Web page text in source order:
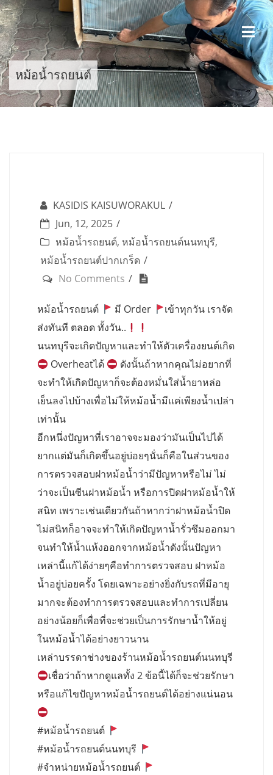
Skip
to
content
หม้อน้ำรถยนต์
KASIDIS KAISUWORAKUL
Jun, 12, 2025
หม้อน้ำรถยนต์, หม้อน้ำรถยนต์นนทบุรี,
หม้อน้ำรถยนต์ปากเกร็ด
No Comments
หม้อน้ำรถยนต์ มี Order
เข้าทุกวัน เราจัด
ส่งทันที ตลอด ทั้งวัน..
นนทบุรีจะเกิดปัญหาและทำให้ตัวเครื่องยนต์เกิด
Overheatได้
ดังนั้นถ้าหากคุณไม่อยากที่
จะทำให้เกิดปัญหาก็จะต้องหมั่นใส่น้ำยาหล่อ
เย็นลงไปบ้างเพื่อไม่ให้หม้อน้ำมีแค่เพียงน้ำเปล่า
เท่านั้น
อีกหนึ่งปัญหาที่เราอาจจะมองว่ามันเป็นไปได้
ยากแต่มันก็เกิดขึ้นอยู่บ่อยๆนั่นก็คือในส่วนของ
การตรวจสอบฝาหม้อน้ำว่ามีปัญหาหรือไม่ ไม่
ว่าจะเป็นซีนฝาหม้อน้ำ หรือการปิดฝาหม้อน้ำให้
สนิท เพราะเช่นเดียวกันถ้าหากว่าฝาหม้อน้ำปิด
ไม่สนิทก็อาจจะทำให้เกิดปัญหาน้ำรั่วซึมออกมา
จนทำให้น้ำแห้งออกจากหม้อน้ำดังนั้นปัญหา
เหล่านี้แก้ได้ง่ายๆคือทำการตรวจสอบ ฝาหม้อ
น้ำอยู่บ่อยครั้ง โดยเฉพาะอย่างยิ่งกับรถที่มีอายุ
มากจะต้องทำการตรวจสอบและทำการเปลี่ยน
อย่างน้อยก็เพื่อที่จะช่วยเป็นการรักษาน้ำให้อยู่
ในหม้อน้ำได้อย่างยาวนาน
เหล่าบรรดาช่างของร้านหม้อน้ำรถยนต์นนทบุรี
เชื่อว่าถ้าหากดูแลทั้ง 2 ข้อนี้ได้ก็จะช่วยรักษา
หรือแก้ไขปัญหาหม้อน้ำรถยนต์ได้อย่างแน่นอน
#หม้อน้ำรถยนต์
#หม้อน้ำรถยนต์นนทบุรี
#จำหน่ายหม้อน้ำรถยนต์